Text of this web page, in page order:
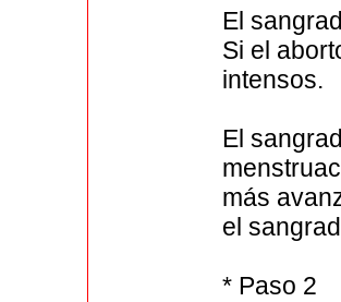
El
Si el
intensos.
El
más
el
* Paso 2